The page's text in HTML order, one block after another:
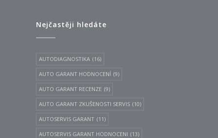
Nejčastěji hledáte
AUTODIAGNOSTIKA (16)
AUTO GARANT HODNOCENÍ (9)
AUTO GARANT RECENZE (9)
AUTO GARANT ZKUŠENOSTI SERVIS (10)
AUTOSERVIS GARANT (11)
AUTOSERVIS GARANT HODNOCENI (13)